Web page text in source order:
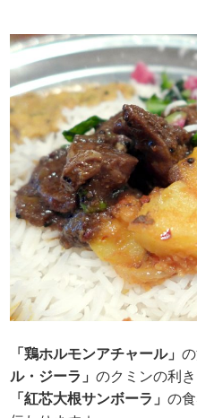
「鶏ホルモンアチャール」
ル・ジーラ」のクミンの利
「紅芯大根サンボーラ」の